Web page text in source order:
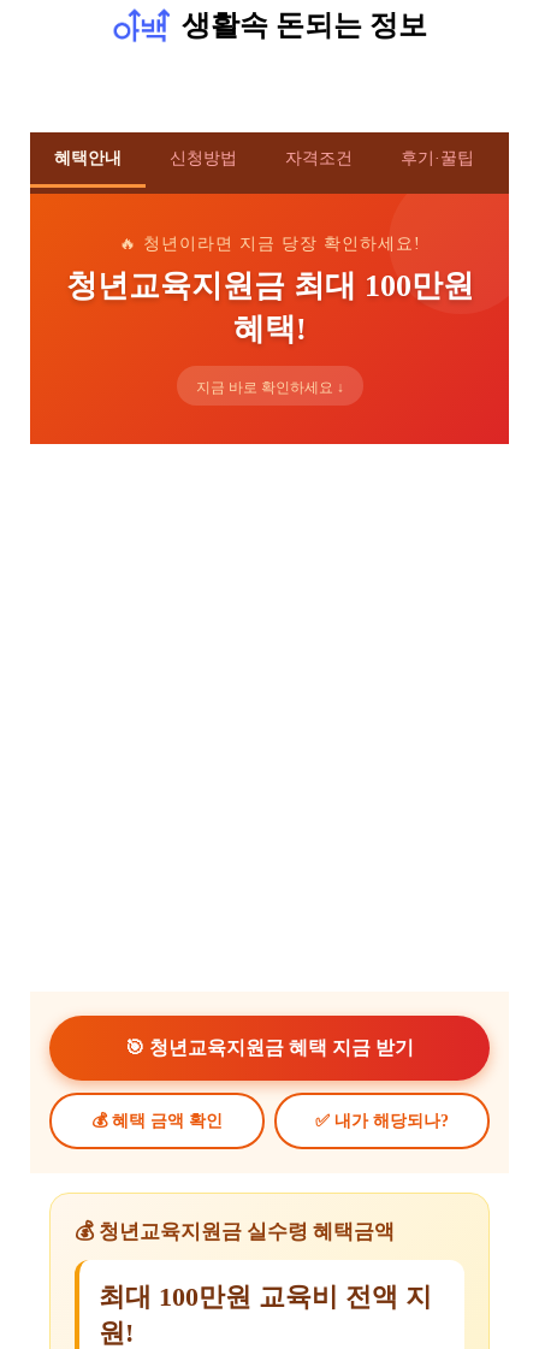
생활속 돈되는 정보
혜택안내 신청방법 자격조건 후기·꿀팁
🔥 청년이라면 지금 당장 확인하세요!
청년교육지원금 최대 100만원
혜택!
지금 바로 확인하세요 ↓
🎯 청년교육지원금 혜택 지금 받기
💰 혜택 금액 확인 ✅ 내가 해당되나?
💰 청년교육지원금 실수령 혜택금액
최대 100만원 교육비 전액 지
원!